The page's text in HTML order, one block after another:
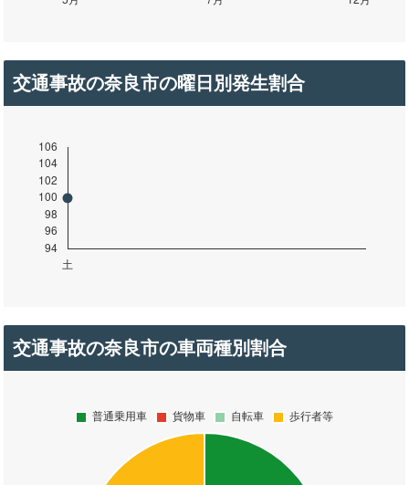
交通事故の奈良市の曜日別発生割合
交通事故の奈良市の車両種別割合